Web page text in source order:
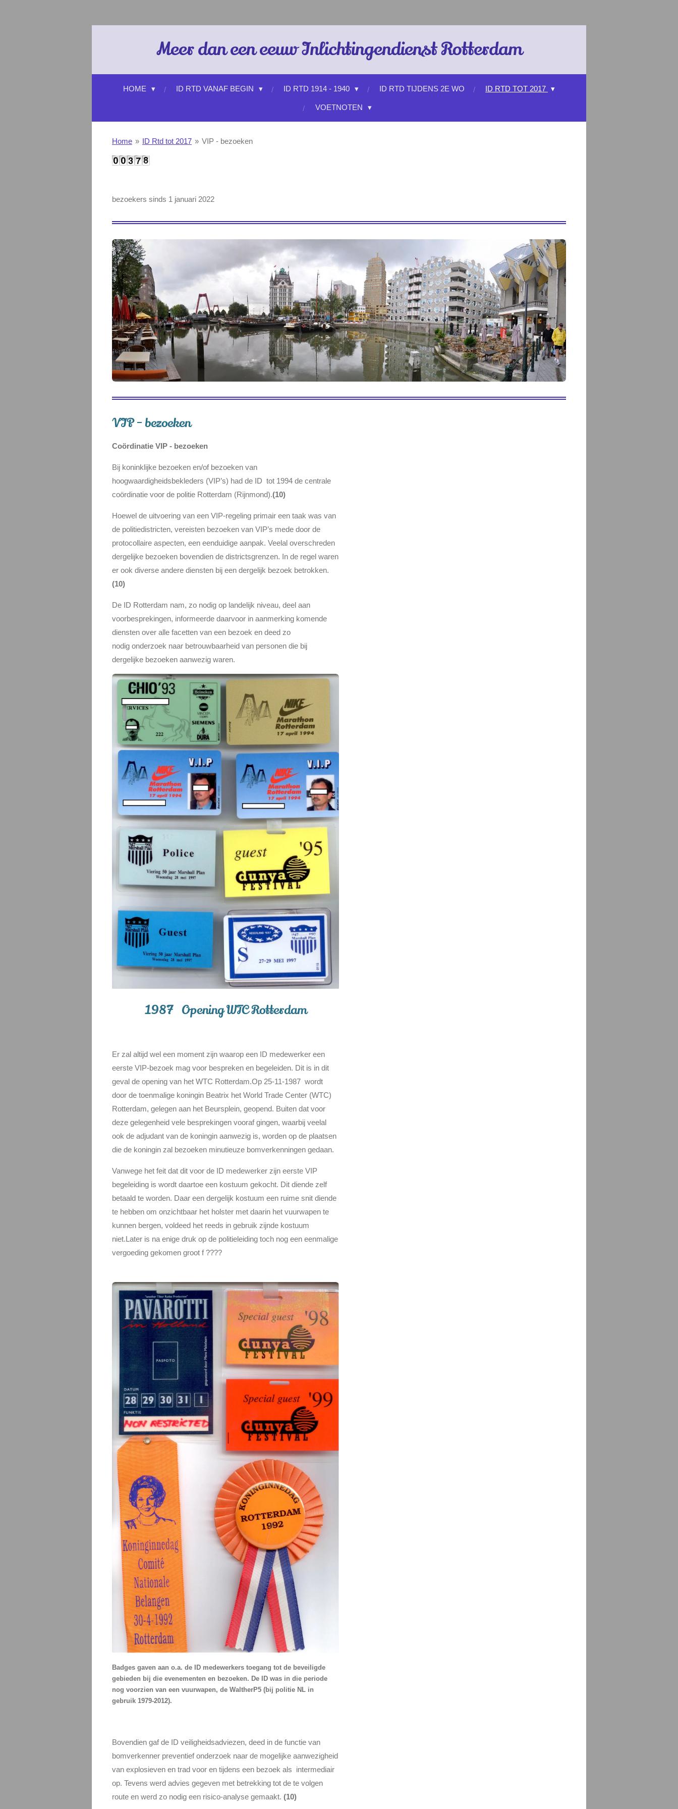
Meer dan een eeuw Inlichtingendienst Rotterdam
HOME ID RTD VANAF BEGIN ID RTD 1914 - 1940 ID RTD TIJDENS 2E WO ID RTD TOT 2017
VOETNOTEN
Home » ID Rtd tot 2017 » VIP - bezoeken
bezoekers sinds 1 januari 2022
VIP - bezoeken
Coördinatie VIP - bezoeken
Bij koninklijke bezoeken en/of bezoeken van
hoogwaardigheidsbekleders (VIP’s) had de ID tot 1994 de centrale
coördinatie voor de politie Rotterdam (Rijnmond).(10)
Hoewel de uitvoering van een VIP-regeling primair een taak was van
de politiedistricten, vereisten bezoeken van VIP’s mede door de
protocollaire aspecten, een eenduidige aanpak. Veelal overschreden
dergelijke bezoeken bovendien de districtsgrenzen. In de regel waren
er ook diverse andere diensten bij een dergelijk bezoek betrokken.
(10)
De ID Rotterdam nam, zo nodig op landelijk niveau, deel aan
voorbesprekingen, informeerde daarvoor in aanmerking komende
diensten over alle facetten van een bezoek en deed zo
nodig onderzoek naar betrouwbaarheid van personen die bij
dergelijke bezoeken aanwezig waren.
1987 Opening WTC Rotterdam
Er zal altijd wel een moment zijn waarop een ID medewerker een
eerste VIP-bezoek mag voor bespreken en begeleiden. Dit is in dit
geval de opening van het WTC Rotterdam.Op 25-11-1987 wordt
door de toenmalige koningin Beatrix het World Trade Center (WTC)
Rotterdam, gelegen aan het Beursplein, geopend. Buiten dat voor
deze gelegenheid vele besprekingen vooraf gingen, waarbij veelal
ook de adjudant van de koningin aanwezig is, worden op de plaatsen
die de koningin zal bezoeken minutieuze bomverkenningen gedaan.
Vanwege het feit dat dit voor de ID medewerker zijn eerste VIP
begeleiding is wordt daartoe een kostuum gekocht. Dit diende zelf
betaald te worden. Daar een dergelijk kostuum een ruime snit diende
te hebben om onzichtbaar het holster met daarin het vuurwapen te
kunnen bergen, voldeed het reeds in gebruik zijnde kostuum
niet.Later is na enige druk op de politieleiding toch nog een eenmalige
vergoeding gekomen groot f ????
Badges gaven aan o.a. de ID medewerkers toegang tot de beveiligde
gebieden bij die evenementen en bezoeken. De ID was in die periode
nog voorzien van een vuurwapen, de WaltherP5 (bij politie NL in
gebruik 1979-2012).
Bovendien gaf de ID veiligheidsadviezen, deed in de functie van
bomverkenner preventief onderzoek naar de mogelijke aanwezigheid
van explosieven en trad voor en tijdens een bezoek als intermediair
op. Tevens werd advies gegeven met betrekking tot de te volgen
route en werd zo nodig een risico-analyse gemaakt. (10)